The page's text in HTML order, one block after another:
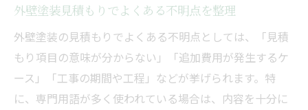
外壁塗装見積もりでよくある不明点を整理
外壁塗装の見積もりでよくある不明点としては、「見積
もり項目の意味が分からない」「追加費用が発生するケ
ース」「工事の期間や工程」などが挙げられます。特
に、専門用語が多く使われている場合は、内容を十分に